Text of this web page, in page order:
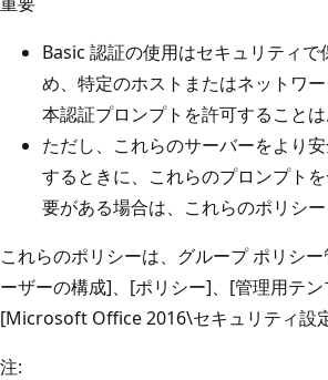
Basic 認証の使用はセキュリティで
め、特定のホストまたはネットワ
本認証プロンプトを許可することは
ただし、これらのサーバーをより
するときに、これらのプロンプト
要がある場合は、これらのポリシー
これらのポリシーは、グループ ポリシ
ーザーの構成]、[ポリシー]、[管理用テン
[Microsoft Office 2016\セキュリティ設
注: